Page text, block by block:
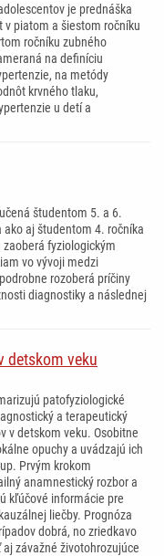
je prednáška
v piatom a šiestom ročníku
ročníku zubného
na definíciu
na metódy
krvného tlaku,
u detí a
študentom 5. a 6.
ako aj študentom 4. ročníka
fyziologickým
vo vývoji medzi
rozoberá príčiny
diagnostiky a následnej
detskom veku
patofyziologické
a terapeutický
v detskom veku. Osobitne
opuchy a uvádzajú ich
Prvým krokom
anamnestický rozbor a
kľúčové informácie pre
liečby. Prognóza
dobrá, no zriedkavo
závažné životohrozujúce